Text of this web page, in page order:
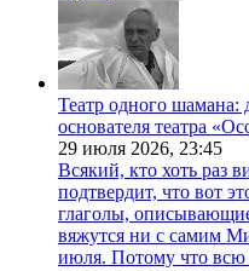
Театр одного шамана:
основателя театра
29 июля 2026, 23:45
Всякий, кто хоть раз
подтвердит, что вот
глаголы,
вяжутся ни с самим
июля. Потому что всю